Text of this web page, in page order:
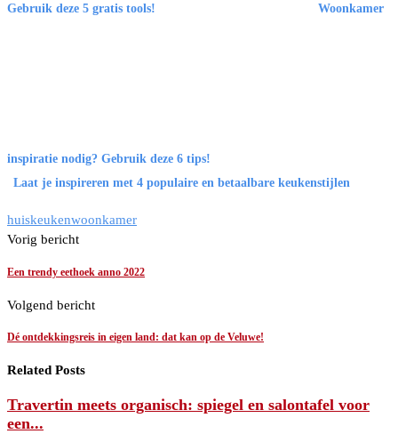
Gebruik deze 5 gratis tools! Woonkamer
inspiratie nodig? Gebruik deze 6 tips!
Laat je inspireren met 4 populaire en betaalbare keukenstijlen
huiskeukenwoonkamer
Vorig bericht
Een trendy eethoek anno 2022
Volgend bericht
Dé ontdekkingsreis in eigen land: dat kan op de Veluwe!
Related Posts
Travertin meets organisch: spiegel en salontafel voor
een...